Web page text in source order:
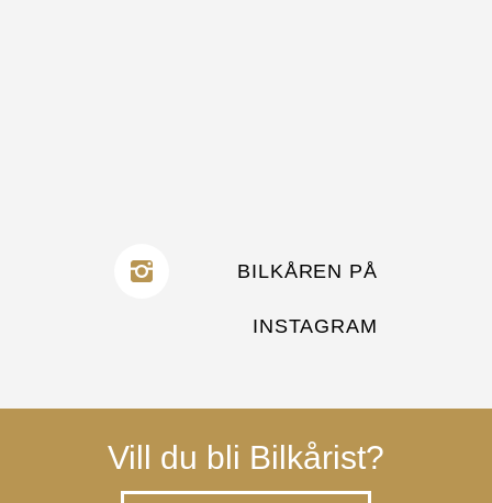
BILKÅREN PÅ
INSTAGRAM
Vill du bli Bilkårist?